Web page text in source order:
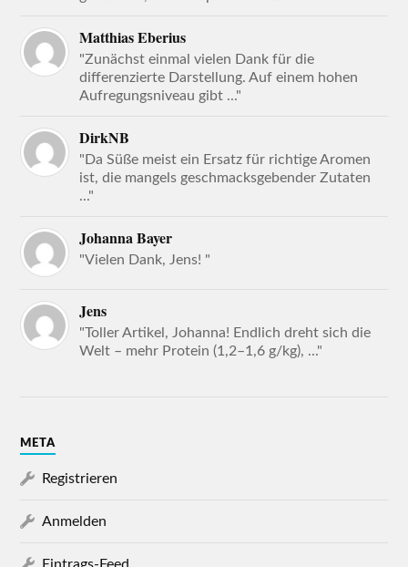
Matthias Eberius
"Zunächst einmal vielen Dank für die
differenzierte Darstellung. Auf einem hohen
Aufregungsniveau gibt ..."
DirkNB
"Da Süße meist ein Ersatz für richtige Aromen
ist, die mangels geschmacksgebender Zutaten
..."
Johanna Bayer
"Vielen Dank, Jens! "
Jens
"Toller Artikel, Johanna! Endlich dreht sich die
Welt – mehr Protein (1,2–1,6 g/kg), ..."
META
Registrieren
Anmelden